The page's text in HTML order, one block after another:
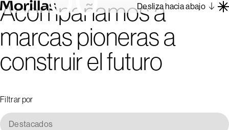
Desliza hacia abajo
Trabajos
Barcelona 1962
Blog
Contacto
Es
En
Acompañamos a
marcas pioneras a
construir el futuro
Filtrar por
Destacados